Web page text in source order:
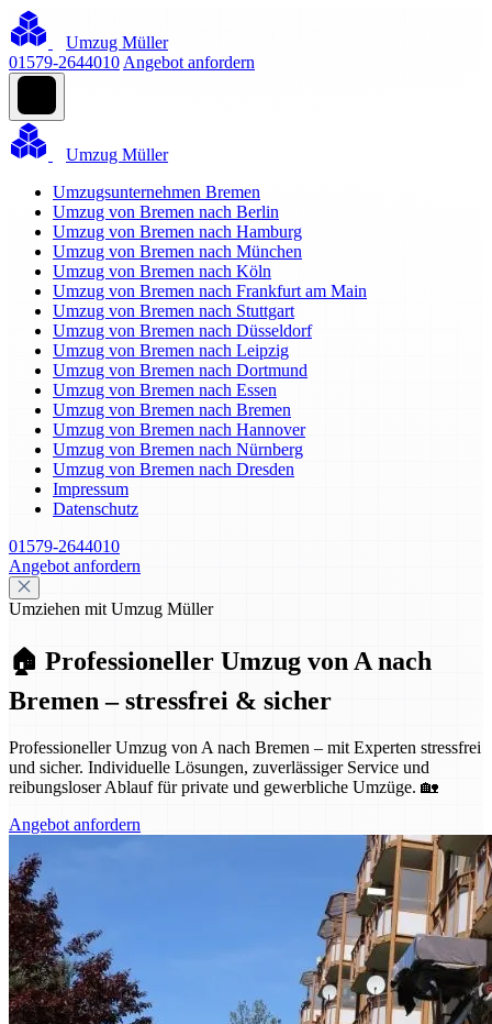
Umzug Müller
01579-2644010 Angebot anfordern
Umzug Müller
Umzugsunternehmen Bremen
Umzug von Bremen nach Berlin
Umzug von Bremen nach Hamburg
Umzug von Bremen nach München
Umzug von Bremen nach Köln
Umzug von Bremen nach Frankfurt am Main
Umzug von Bremen nach Stuttgart
Umzug von Bremen nach Düsseldorf
Umzug von Bremen nach Leipzig
Umzug von Bremen nach Dortmund
Umzug von Bremen nach Essen
Umzug von Bremen nach Bremen
Umzug von Bremen nach Hannover
Umzug von Bremen nach Nürnberg
Umzug von Bremen nach Dresden
Impressum
Datenschutz
01579-2644010
Angebot anfordern
Umziehen mit Umzug Müller
🏠 Professioneller Umzug von A nach
Bremen – stressfrei & sicher
Professioneller Umzug von A nach Bremen – mit Experten stressfrei
und sicher. Individuelle Lösungen, zuverlässiger Service und
reibungsloser Ablauf für private und gewerbliche Umzüge. 🏡
Angebot anfordern